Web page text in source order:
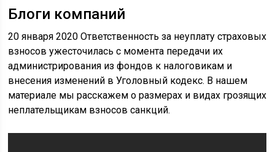
Блоги компаний
20 января 2020 Ответственность за неуплату страховых
взносов ужесточилась с момента передачи их
администрирования из фондов к налоговикам и
внесения изменений в Уголовный кодекс. В нашем
материале мы расскажем о размерах и видах грозящих
неплательщикам взносов санкций.